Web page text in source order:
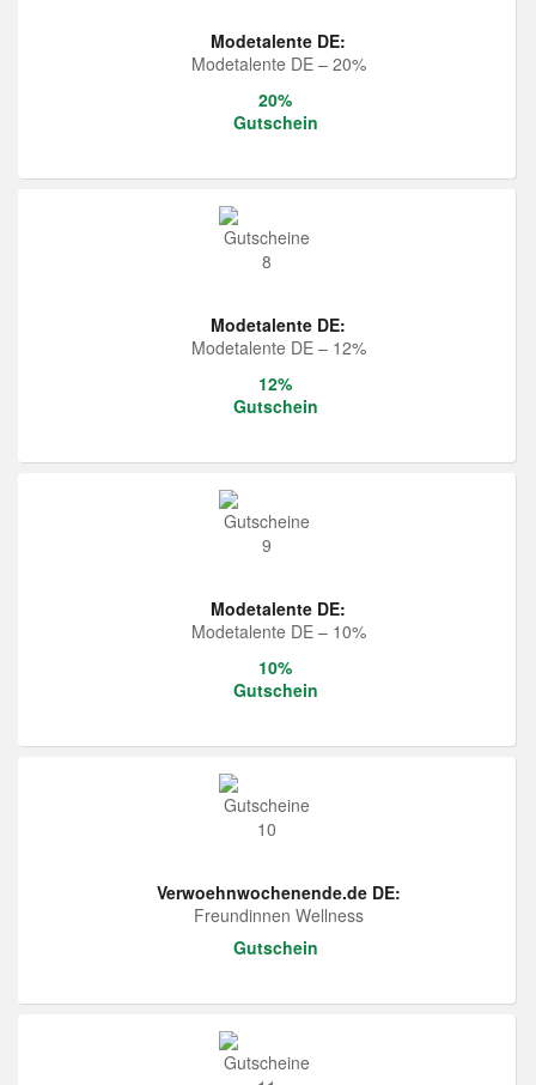
Modetalente DE:
Modetalente DE – 20%
20%
Gutschein
Modetalente DE:
Modetalente DE – 12%
12%
Gutschein
Modetalente DE:
Modetalente DE – 10%
10%
Gutschein
Verwoehnwochenende.de DE:
Freundinnen Wellness
Gutschein